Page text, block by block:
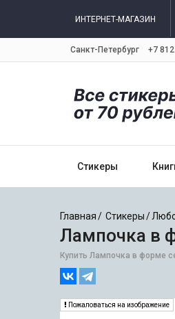
ИНТЕРНЕТ-МАГАЗИН
Санкт-Петербург +7 812
Стикеры
Главная Стикеры
Лампочка в
Купить Лампочка в форме
Пожаловаться на изображение